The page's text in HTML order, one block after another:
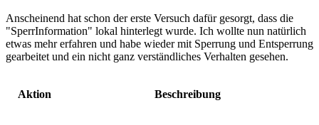
Anscheinend hat schon der erste Versuch dafür gesorgt, dass die
"SperrInformation" lokal hinterlegt wurde. Ich wollte nun natürlich
etwas mehr erfahren und habe wieder mit Sperrung und Entsperrung
gearbeitet und ein nicht ganz verständliches Verhalten gesehen.
Aktion Beschreibung